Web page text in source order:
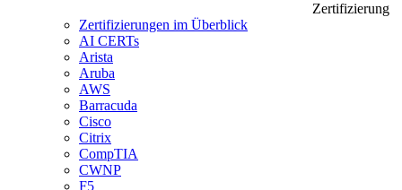
Zertifizierung
Zertifizierungen im Überblick
AI CERTs
Arista
Aruba
AWS
Barracuda
Cisco
Citrix
CompTIA
CWNP
F5